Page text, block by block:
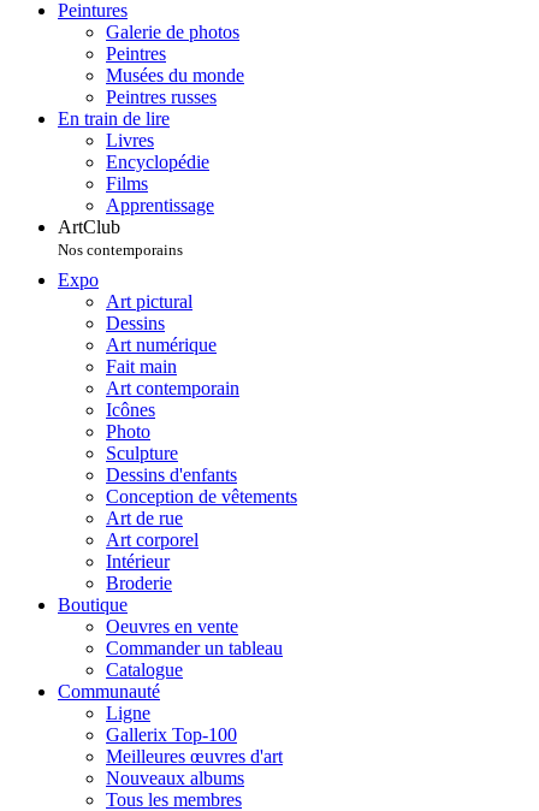
Peintures
Galerie de photos
Peintres
Musées du monde
Peintres russes
En train de lire
Livres
Encyclopédie
Films
Apprentissage
ArtClub
Nos contemporains
Expo
Art pictural
Dessins
Art numérique
Fait main
Art contemporain
Icônes
Photo
Sculpture
Dessins d'enfants
Conception de vêtements
Art de rue
Art corporel
Intérieur
Broderie
Boutique
Oeuvres en vente
Commander un tableau
Catalogue
Communauté
Ligne
Gallerix Top-100
Meilleures œuvres d'art
Nouveaux albums
Tous les membres